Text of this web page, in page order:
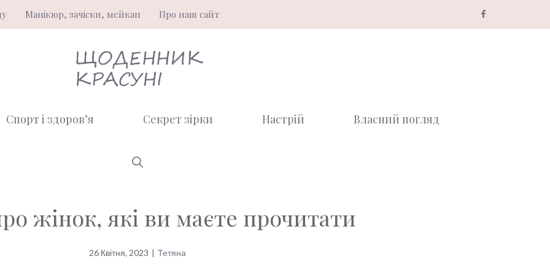
Манікюр, зачіски, мейкап Про наш сайт
Спорт і здоров’я Секрет зірки Настрій Власний погляд
жінок, які ви маєте прочитати
26 Квітня, 2023 | Тетяна